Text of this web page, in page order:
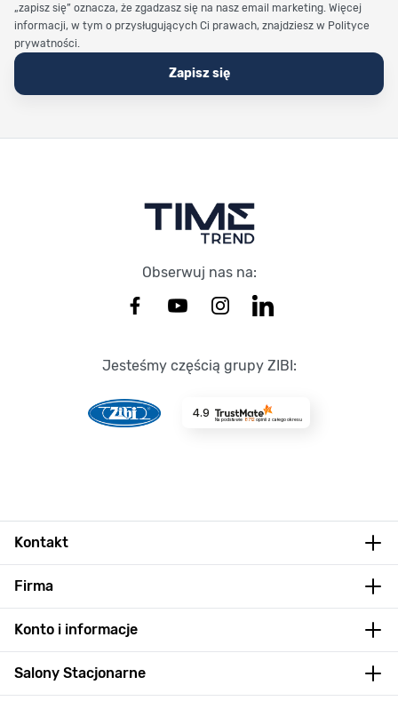
„zapisz się” oznacza, że zgadzasz się na nasz email marketing. Więcej
informacji, w tym o przysługujących Ci prawach, znajdziesz w Polityce
prywatności.
Zapisz się
Obserwuj nas na:
Jesteśmy częścią grupy ZIBI:
4.9
Na podstawie 8712opinii z całego okresu
Kontakt
Firma
Konto i informacje
Salony Stacjonarne